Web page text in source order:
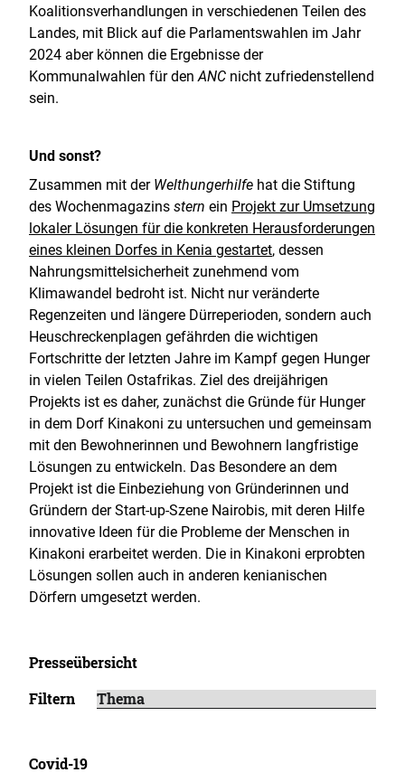
Koalitionsverhandlungen in verschiedenen Teilen des
Landes, mit Blick auf die Parlamentswahlen im Jahr
2024 aber können die Ergebnisse der
Kommunalwahlen für denANC nicht zufriedenstellend
sein.
Und sonst?
Zusammen mit der Welthungerhilfe hat die Stiftung
des Wochenmagazins stern ein Projekt zur Umsetzung
lokaler Lösungen für die konkreten Herausforderungen
eines kleinen Dorfes in Kenia gestartet, dessen
Nahrungsmittelsicherheit zunehmend vom
Klimawandel bedroht ist. Nicht nur veränderte
Regenzeiten und längere Dürreperioden, sondern auch
Heuschreckenplagen gefährden die wichtigen
Fortschritte der letzten Jahre im Kampf gegen Hunger
in vielen Teilen Ostafrikas. Ziel des dreijährigen
Projekts ist es daher, zunächst die Gründe für Hunger
in dem Dorf Kinakoni zu untersuchen und gemeinsam
mit den Bewohnerinnen und Bewohnern langfristige
Lösungen zu entwickeln. Das Besondere an dem
Projekt ist die Einbeziehung von Gründerinnen und
Gründern der Start-up-Szene Nairobis, mit deren Hilfe
innovative Ideen für die Probleme der Menschen in
Kinakoni erarbeitet werden. Die in Kinakoni erprobten
Lösungen sollen auch in anderen kenianischen
Dörfern umgesetzt werden.
Presseübersicht
Filtern
Covid-19